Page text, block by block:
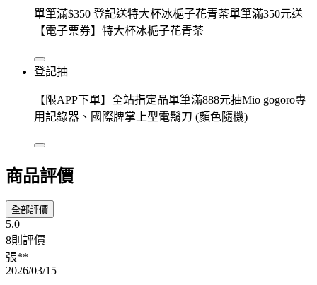
單筆滿$350 登記送特大杯冰梔子花青茶單筆滿350元送
【電子票券】特大杯冰梔子花青茶
登記抽
【限APP下單】全站指定品單筆滿888元抽Mio gogoro專
用記錄器、國際牌掌上型電鬍刀 (顏色隨機)
商品評價
全部評價
5.0
8則評價
張**
2026/03/15